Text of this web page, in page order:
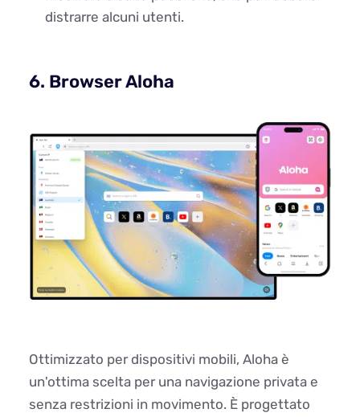
distrarre alcuni utenti.
6. Browser Aloha
Ottimizzato per dispositivi mobili, Aloha è
un'ottima scelta per una navigazione privata e
senza restrizioni in movimento. È progettato